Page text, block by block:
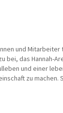
und Mitarbeiter
bei, das Hannah-
und einer
zu machen.